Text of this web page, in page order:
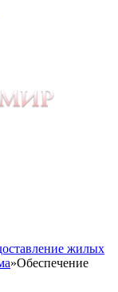
жилых
»Обеспечение